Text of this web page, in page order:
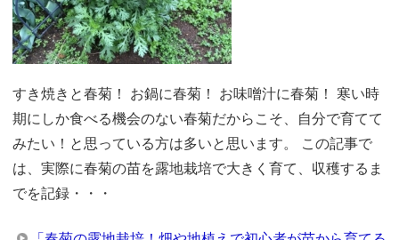
すき焼きと春菊！ お鍋に春菊！ お味噌汁に春菊！ 寒い時
期にしか食べる機会のない春菊だからこそ、自分で育てて
みたい！と思っている方は多いと思います。 この記事で
は、実際に春菊の苗を露地栽培で大きく育て、収穫するま
でを記録・・・